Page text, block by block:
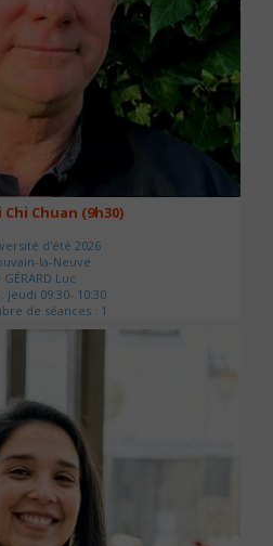
Chi Chuan (9h30)
d'été 2026
la-Neuve
GÉRARD Luc
jeudi 09:30- 10:30
de séances : 1